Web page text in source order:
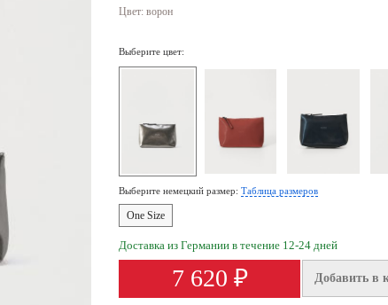
Цвет: ворон
Выберите цвет:
Выберите немецкий размер: Таблица размеров
One Size
Доставка из Германии в течение 12-24 дней
7 620 ₽ Добавить в